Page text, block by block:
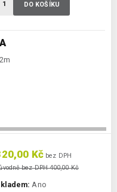
DO KOŠÍKU
Kč bez DPH
bez DPH 400,00 Kč
Ano